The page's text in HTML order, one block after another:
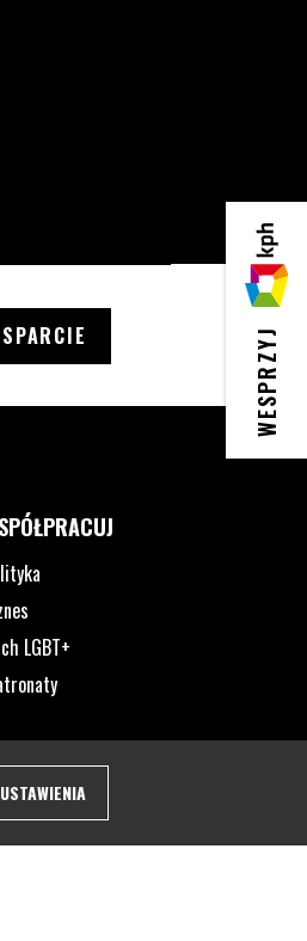
WESPRZYJ
KPH
LGBT+
USTAWIENIA